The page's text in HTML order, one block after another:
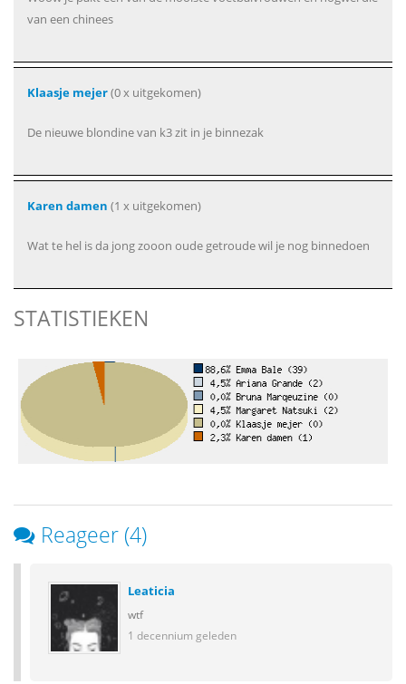
van een chinees
Klaasje mejer(0 x uitgekomen)
De nieuwe blondine van k3 zit in je binnezak
Karen damen (1 x uitgekomen)
Wat te hel is da jong zooon oude getroude wil je nog binnedoen
STATISTIEKEN
Reageer (4)
Leaticia
wtf
1 decennium geleden